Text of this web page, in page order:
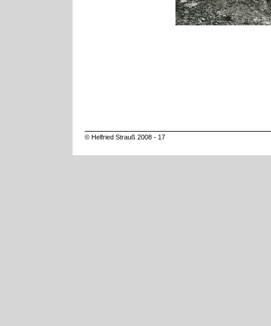
© Helfried Strauß 2008 - 17